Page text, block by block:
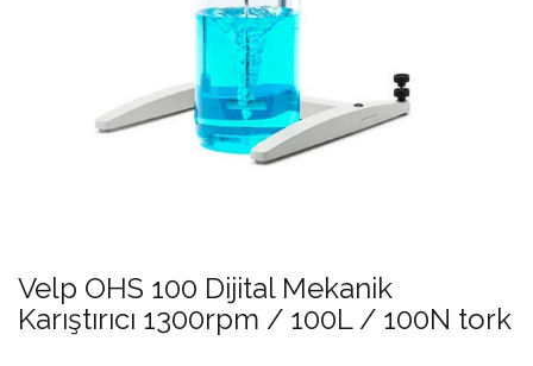
Velp OHS 100 Dijital Mekanik
Karıştırıcı 1300rpm / 100L / 100N tork